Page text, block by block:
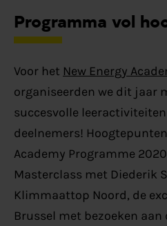
Programma vol
Voor het New Energy
organiseerden we dit jaar
succesvolle
deelnemers!
Academy Programme
Masterclass met Diederik
Klimmaattop Noord, de
Brussel met bezoeken aan